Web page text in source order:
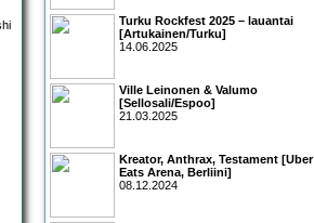
Turku Rockfest 2025 – lauantai
[Artukainen/Turku]
14.06.2025
Ville Leinonen & Valumo
[Sellosali/Espoo]
21.03.2025
Kreator, Anthrax, Testament [Uber
Eats Arena, Berliini]
08.12.2024